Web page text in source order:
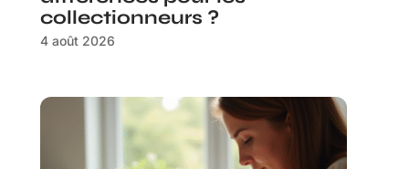
collectionneurs ?
4 août 2026